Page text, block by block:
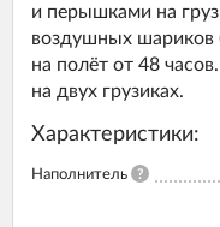
и перышками на
воздушных шариков
на полёт от 48
на двух грузиках.
Характеристики:
Наполнитель ?